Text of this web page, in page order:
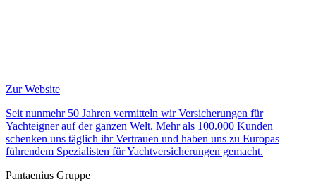
Zur Website
Seit nunmehr 50 Jahren vermitteln wir Versicherungen für
Yachteigner auf der ganzen Welt. Mehr als 100.000 Kunden
schenken uns täglich ihr Vertrauen und haben uns zu Europas
führendem Spezialisten für Yachtversicherungen gemacht.
Pantaenius Gruppe